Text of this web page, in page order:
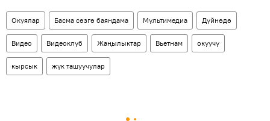
Окуялар Басма сөзгө баяндама Мультимедиа Дүйнөдө
Видео Видеоклуб Жаңылыктар Вьетнам окуучу
кырсык жүк ташуучулар